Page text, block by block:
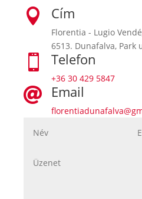
 Cím
Florentia - Lugio
6513. Dunafalva, Park
 Telefon
+36 30 429 5847
 Email